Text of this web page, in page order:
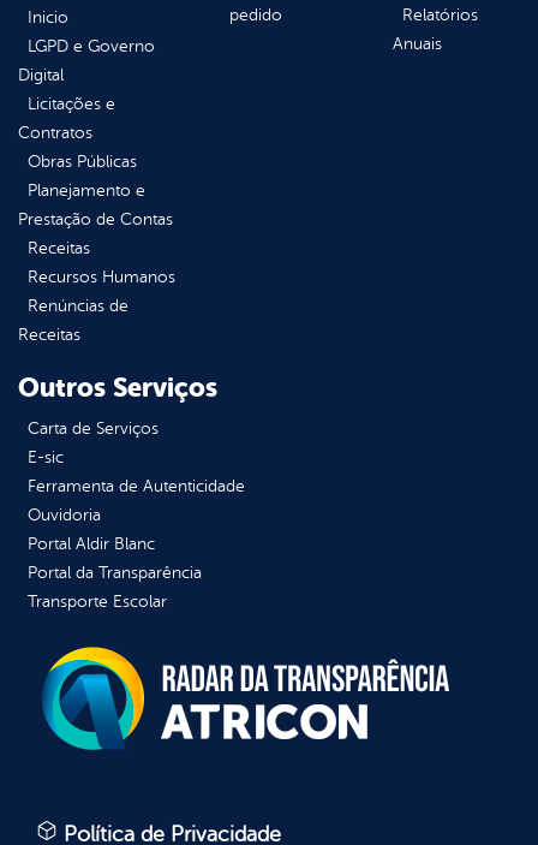
Inicio
LGPD e Governo
Digital
Licitações e
Contratos
Obras Públicas
Planejamento e
Prestação de Contas
Receitas
Recursos Humanos
Renúncias de
Receitas
pedido
Relatórios
Anuais
Outros Serviços
Carta de Serviços
E-sic
Ferramenta de Autenticidade
Ouvidoria
Portal Aldir Blanc
Portal da Transparência
Transporte Escolar
Política de Privacidade